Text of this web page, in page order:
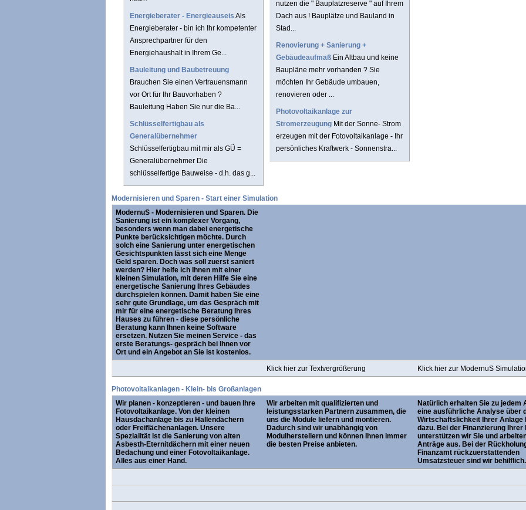
Energieberater - Energieauseis Als
Energieberater - bin ich Ihr kompetenter
Ansprechpartner für den
Energiehaushalt in Ihrem Ge...
Bauleitung und Baubetreuung
Brauchen Sie einen Vertrauensmann
vor Ort für Ihr Bauvorhaben ?
Bauleitung Haben Sie nur die Ba...
Schlüsselfertigbau als
Generalübernehmer
Schlüsselfertigbau mit mir als GÜ =
Generalübernehmer Die
schlüsselfertige Bauweise - d.h. das g...
nutzen die " Bauplatzreserve " auf Ihrem
Dach aus ! Bauplätze und Bauland in
Stad...
Renovierung + Sanierung +
Gebäudeaufmaß Ein Altbau und keine
Baupläne mehr vorhanden ? Sie
möchten Ihr Gebäude umbauen,
renovieren oder ...
Photovoltaikanlage zur
Stromerzeugung Mit der Sonne- Strom
erzeugen mit der Fotovoltaikanlage - Ihr
persönliches Kraftwerk - Sonnenstra...
Modernisieren und Sparen - Start einer Simulation
ModernuS - Modernisieren und Sparen. Die
Sanierung ist ein komplexer Vorgang,
besonders wenn man dabei energetische
Punkte berücksichtigen möchte. Durch
solch eine Sanierung unter energetischen
Gesichtspunkten lässt sich eine Menge
Geld sparen. Doch was soll zuerst saniert
werden? Hier helfe ich Ihnen mit einer
kleinen Simulation, mit deren Hilfe Sie eine
energetische Sanierung Ihres Gebäudes
durchspielen können. Damit haben Sie eine
sehr gute Grundlage, um das Gespräch mit
mir für eine energetische Beratung Ihres
Hauses zu führen - diese persönliche
Beratung kann Ihnen keine Software
ersetzen. Nutzen Sie meinen Service - das
erste Beratungs- gespräch bei Ihnen vor
Ort und ein Angebot an Sie ist kostenlos.
Klick hier zur Textvergrößerung
Klick hier zur ModernuS
Photovoltaikanlagen - Klein- bis Großanlagen
Wir planen - konzeptieren - und bauen Ihre
Fotovoltaikanlage. Von der kleinen
Hausdachanlage bis zu Hallendächern
oder Freiflächenanlagen. Unsere
Spezialität ist die Sanierung von alten
Asbesth-Eternitdächern mit einer neuen
Bedachung und einer Fotovoltaikanlage.
Alles aus einer Hand.
Wir arbeiten mit qualifizierten und
leistungsstarken Partnern zusammen, die
uns die Module liefern und montieren.
Dadurch sind wir unabhängig von
Modulherstellern und können Ihnen immer
die besten Preise anbieten.
Natürlich erhalten Sie zu jedem
eine ausführliche Analyse über
Wirtschaftslichkeit Ihrer Anlage
dazu. Bei der Finanzierung Ihrer
unterstützen wir Sie und
Anträge aus. Bei der
Finanzamt rückzuerstattenden
Umsatzsteuer sind wir behilflich.